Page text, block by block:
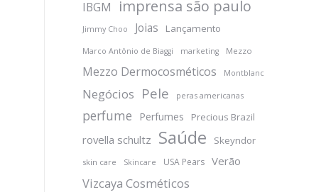
IBGM imprensa são paulo
Jimmy Choo Joias Lançamento
Marco Antônio de Biaggi marketing Mezzo
Mezzo Dermocosméticos Montblanc
Negócios Pele peras americanas
perfume Perfumes Precious Brazil
rovella schultz Saúde Skeyndor
skin care Skincare USA Pears Verão
Vizcaya Cosméticos